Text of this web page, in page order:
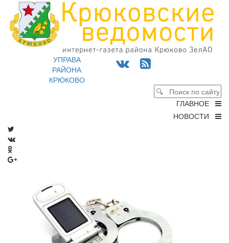
УПРАВА
РАЙОНА
КРЮКОВО
ГЛАВНОЕ
НОВОСТИ